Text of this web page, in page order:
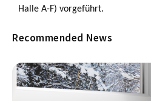
Halle A-F) vorgeführt.
Recommended News